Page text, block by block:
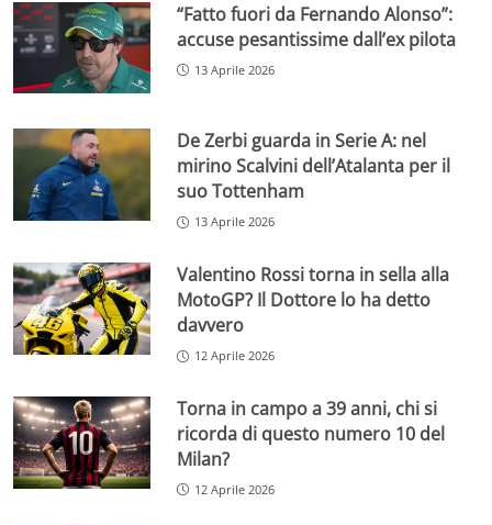
“Fatto fuori da Fernando Alonso”:
accuse pesantissime dall’ex pilota
13 Aprile 2026
De Zerbi guarda in Serie A: nel
mirino Scalvini dell’Atalanta per il
suo Tottenham
13 Aprile 2026
Valentino Rossi torna in sella alla
MotoGP? Il Dottore lo ha detto
davvero
12 Aprile 2026
Torna in campo a 39 anni, chi si
ricorda di questo numero 10 del
Milan?
12 Aprile 2026